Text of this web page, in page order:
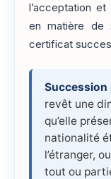
l’acceptation
en matière de
certificat
Succession
revêt une
qu’elle
nationalité
l’étranger,
tout ou